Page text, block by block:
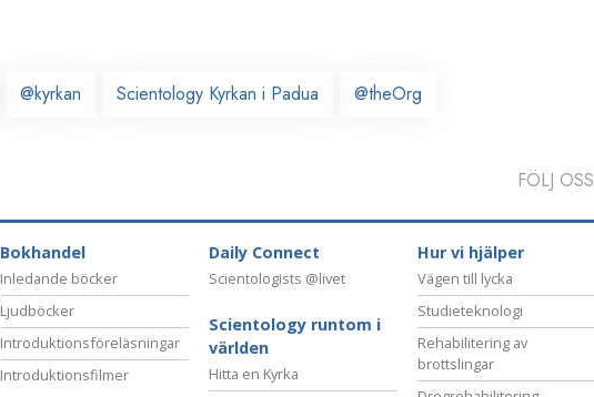
@kyrkan Scientology Kyrkan i Padua @theOrg
FÖLJ OSS
Bokhandel
Inledande böcker
Ljudböcker
Introduktionsföreläsningar
Introduktionsfilmer
Daily Connect
Scientologists @livet
Scientology runtom i
världen
Hitta en Kyrka
Hur vi hjälper
Vägen till lycka
Studieteknologi
Rehabilitering av
brottslingar